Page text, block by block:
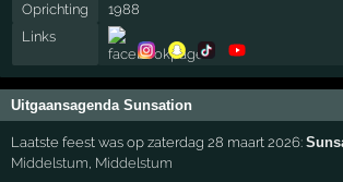
Oprichting
1988
Links
Uitgaansagenda Sunsation
Laatste feest was op zaterdag 28 maart 2026:
Middelstum, Middelstum